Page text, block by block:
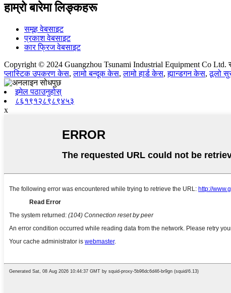
हाम्रो बारेमा लिङ्कहरू
समूह वेबसाइट
प्रकाश वेबसाइट
कार फ्रिज वेबसाइट
Copyright © 2024 Guangzhou Tsunami Industrial Equipment Co Ltd.
प्लास्टिक उपकरण केस,लामो बन्दूक केस,लामो हार्ड केस,ह्यान्डगन केस,ठूलो
इमेल पठाउनुहोस्
८६१९१२८९८९४५३
x